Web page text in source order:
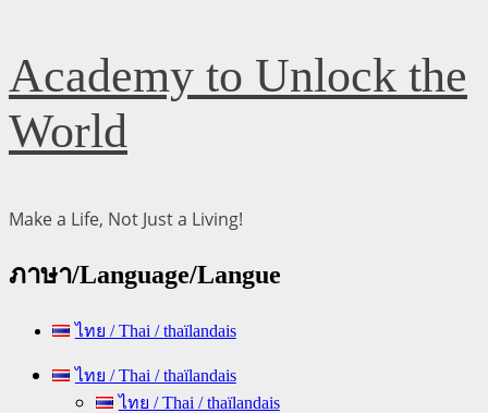
Skip
to
content
Academy to Unlock the
World
Make a Life, Not Just a Living!
ภาษา/Language/Langue
ไทย / Thai / thaïlandais
Primary ไทย / Thai / thaïlandais
ไทย / Thai / thaïlandais